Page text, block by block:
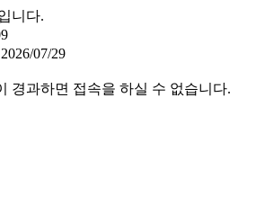
니다.
07/29
경과하면 접속을 하실 수 없습니다.